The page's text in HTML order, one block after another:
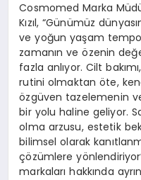
Cosmomed Marka
Kızıl, “Günümüz
ve yoğun yaşam
zamanın ve özenin
fazla anlıyor. Cilt
rutini olmaktan öte,
özgüven tazelemenin
bir yolu haline geliyor.
olma arzusu, estetik
bilimsel olarak
çözümlere
markaları hakkında